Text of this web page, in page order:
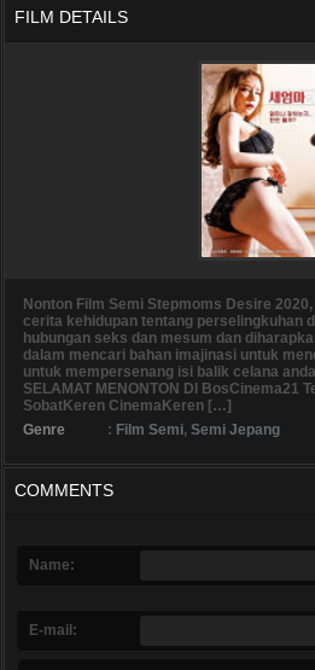
FILM DETAILS
Nonton Film Semi Stepmoms Desire
cerita kehidupan tentang perselingkuhan
hubungan seks dan mesum dan
dalam mencari bahan imajinasi untuk
untuk mempersenang isi balik celana
SELAMAT MENONTON DI BosCinema21
SobatKeren CinemaKeren […]
Genre
: Film Semi, Semi Jepang
COMMENTS
Name:
E-mail: